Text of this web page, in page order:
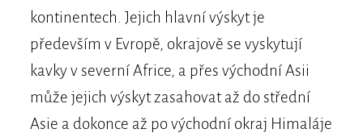
kontinentech. Jejich hlavní výskyt je
především v Evropě, okrajově se vyskytují
kavky v severní Africe, a přes východní Asii
může jejich výskyt zasahovat až do střední
Asie a dokonce až po východní okraj Himaláje